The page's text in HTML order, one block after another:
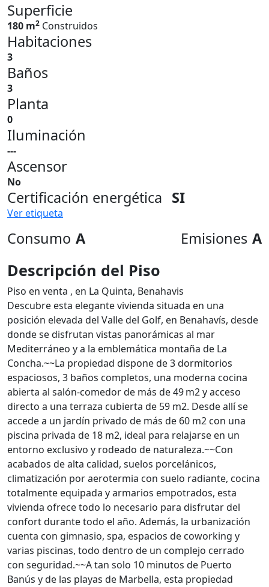
Superficie
180 m2 Construidos
Habitaciones
3
Baños
3
Planta
0
Iluminación
---
Ascensor
No
Certificación energética SI
Ver etiqueta
Consumo A Emisiones A
Descripción del Piso
Piso en venta , en La Quinta, Benahavis
Descubre esta elegante vivienda situada en una
posición elevada del Valle del Golf, en Benahavís, desde
donde se disfrutan vistas panorámicas al mar
Mediterráneo y a la emblemática montaña de La
Concha.~~La propiedad dispone de 3 dormitorios
espaciosos, 3 baños completos, una moderna cocina
abierta al salón-comedor de más de 49 m2 y acceso
directo a una terraza cubierta de 59 m2. Desde allí se
accede a un jardín privado de más de 60 m2 con una
piscina privada de 18 m2, ideal para relajarse en un
entorno exclusivo y rodeado de naturaleza.~~Con
acabados de alta calidad, suelos porcelánicos,
climatización por aerotermia con suelo radiante, cocina
totalmente equipada y armarios empotrados, esta
vivienda ofrece todo lo necesario para disfrutar del
confort durante todo el año. Además, la urbanización
cuenta con gimnasio, spa, espacios de coworking y
varias piscinas, todo dentro de un complejo cerrado
con seguridad.~~A tan solo 10 minutos de Puerto
Banús y de las playas de Marbella, esta propiedad